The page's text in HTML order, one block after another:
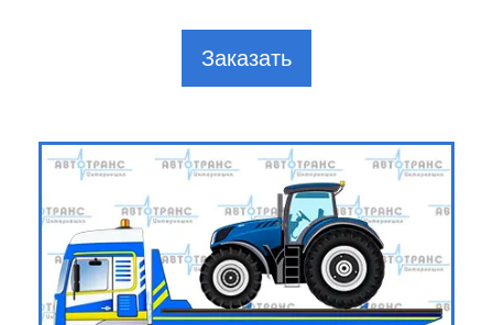
Заказать